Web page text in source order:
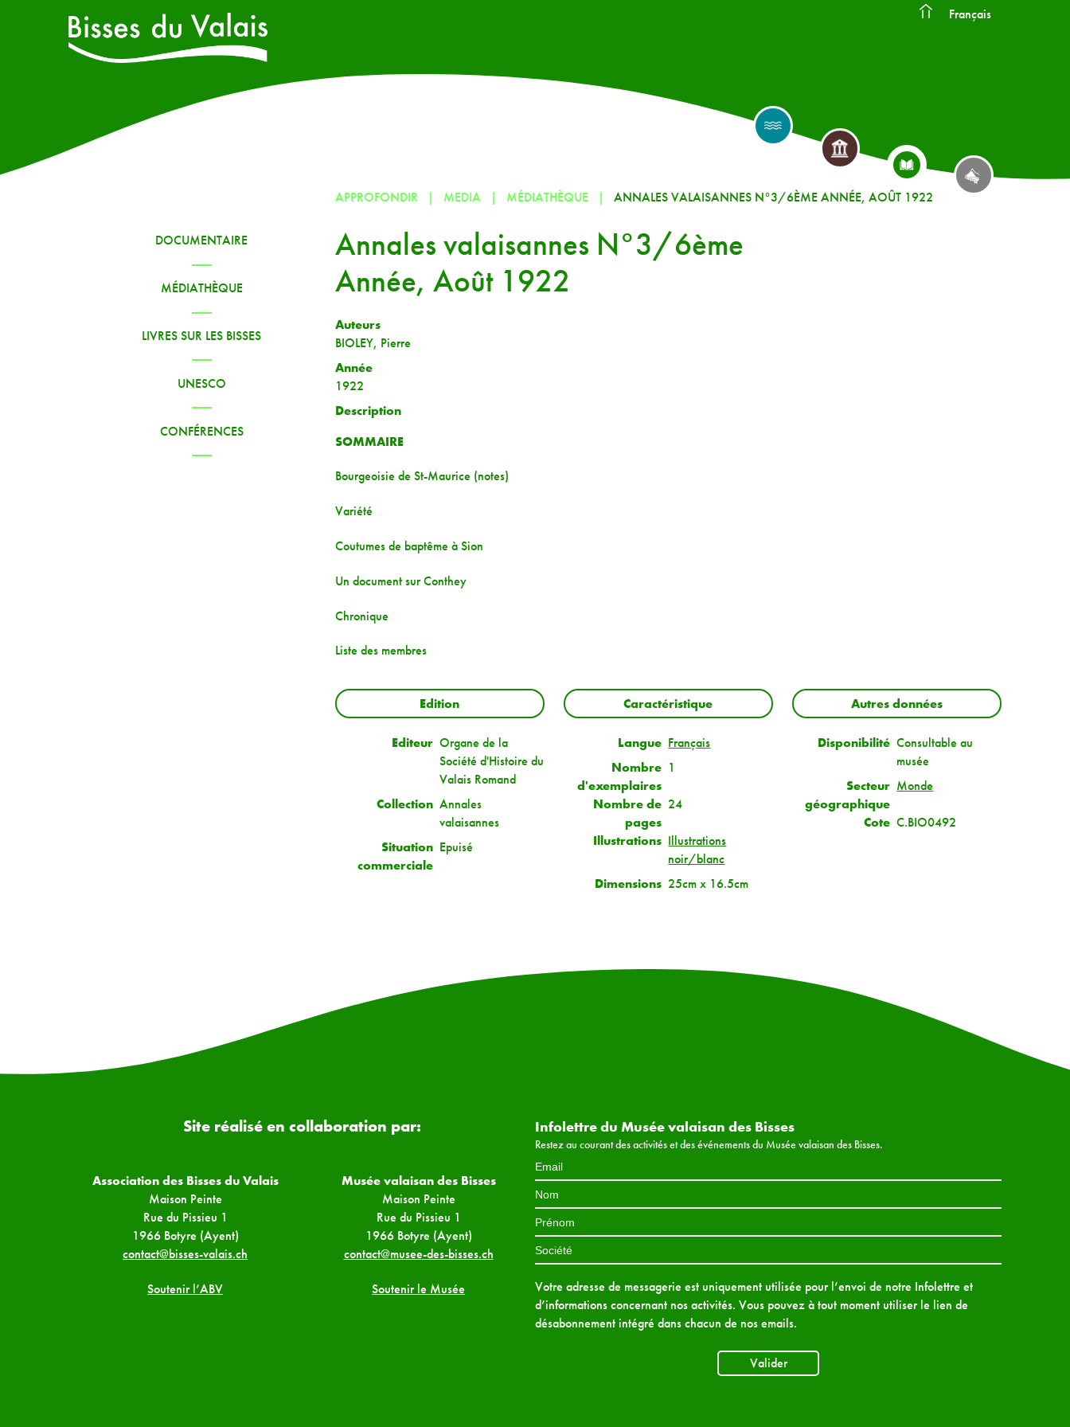
Français
DOCUMENTAIRE
MÉDIATHÈQUE
LIVRES SUR LES BISSES
UNESCO
CONFÉRENCES
APPROFONDIR MEDIA MÉDIATHÈQUE ANNALES VALAISANNES N°3/6ÈME ANNÉE, AOÛT 1922
Annales valaisannes N°3/6ème
Année, Août 1922
Auteurs
BIOLEY, Pierre
Année
1922
Description
SOMMAIRE
Bourgeoisie de St-Maurice (notes)
Variété
Coutumes de baptême à Sion
Un document sur Conthey
Chronique
Liste des membres
Edition
Editeur Organe de la
Société d'Histoire du
Valais Romand
Collection Annales
valaisannes
Situation
commerciale
Epuisé
Caractéristique
Langue Français
Nombre
d'exemplaires
1
Nombre de
pages
24
Illustrations Illustrations
noir/blanc
Dimensions 25cm x 16.5cm
Autres données
Disponibilité Consultable au
musée
Secteur
géographique
Monde
Cote C.BIO0492
Site réalisé en collaboration par:
Association des Bisses du Valais
Maison Peinte
Rue du Pissieu 1
1966 Botyre (Ayent)
contact@bisses-valais.ch
Soutenir l’ABV
Musée valaisan des Bisses
Maison Peinte
Rue du Pissieu 1
1966 Botyre (Ayent)
contact@musee-des-bisses.ch
Soutenir le Musée
Infolettre du Musée valaisan des Bisses
Restez au courant des activités et des événements du Musée valaisan des Bisses.
Votre adresse de messagerie est uniquement utilisée pour l’envoi de notre Infolettre et
d’informations concernant nos activités. Vous pouvez à tout moment utiliser le lien de
désabonnement intégré dans chacun de nos emails.